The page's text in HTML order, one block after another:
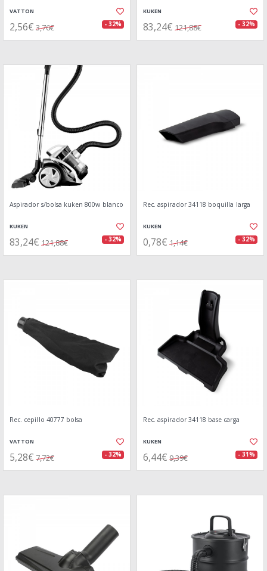
VATTON
2,56€ 3,76€ - 32%
KUKEN
83,24€ 121,88€ - 32%
Aspirador s/bolsa kuken 800w blanco
KUKEN
83,24€ 121,88€ - 32%
Rec. aspirador 34118 boquilla larga
KUKEN
0,78€ 1,14€ - 32%
Rec. cepillo 40777 bolsa
VATTON
5,28€ 7,72€ - 32%
Rec. aspirador 34118 base carga
KUKEN
6,44€ 9,39€ - 31%